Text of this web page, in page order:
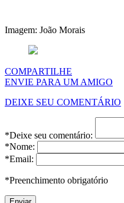
Imagem: João Morais
COMPARTILHE
ENVIE PARA UM AMIGO
DEIXE SEU COMENTÁRIO
*Deixe seu comentário:
*Nome:
*Email:
*Preenchimento obrigatório